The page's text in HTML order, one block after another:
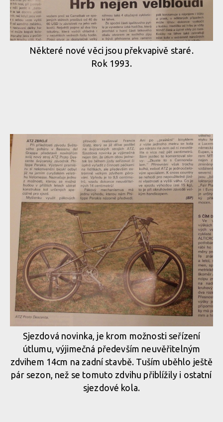
Některé nové věci jsou překvapivě staré.
Rok 1993.
Sjezdová novinka, je krom možnosti seřízení
útlumu, výjimečná především neuvěřitelným
zdvihem 14cm na zadní stavbě. Tuším uběhlo ještě
pár sezon, než se tomuto zdvihu přiblížily i ostatní
sjezdové kola.